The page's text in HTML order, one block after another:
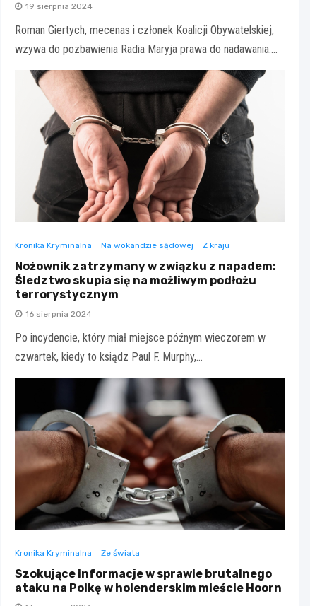
19 sierpnia 2024
Roman Giertych, mecenas i członek Koalicji Obywatelskiej,
wzywa do pozbawienia Radia Maryja prawa do nadawania.…
Kronika Kryminalna Na wokandzie sądowej Z kraju
Nożownik zatrzymany w związku z napadem:
Śledztwo skupia się na możliwym podłożu
terrorystycznym
16 sierpnia 2024
Po incydencie, który miał miejsce późnym wieczorem w
czwartek, kiedy to ksiądz Paul F. Murphy,…
Kronika Kryminalna Ze świata
Szokujące informacje w sprawie brutalnego
ataku na Polkę w holenderskim mieście Hoorn